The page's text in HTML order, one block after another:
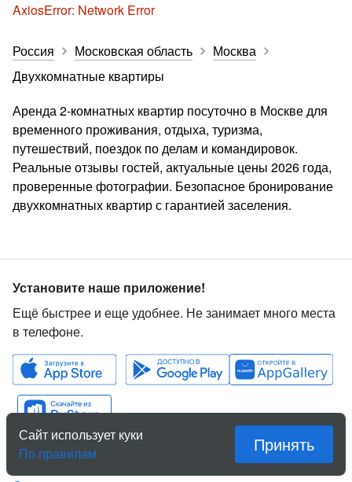
AxiosError: Network Error
Россия Московская область
Москва
Двухкомнатные квартиры
Аренда 2-комнатных квартир посуточно в Москве для
временного проживания, отдыха, туризма,
путешествий, поездок по делам и командировок.
Реальные отзывы гостей, актуальные цены 2026 года,
проверенные фотографии. Безопасное бронирование
двухкомнатных квартир с гарантией заселения.
Установите наше приложение!
Ещё быстрее и еще удобнее. Не занимает много места
в телефоне.
Служба помощи
Сайт использует куки
По правилам
Принять